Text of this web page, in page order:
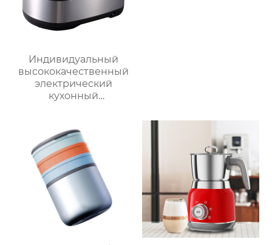
Индивидуальный
высококачественный
электрический
кухонный
приготовления пищи,
кухонный комбайн,
блендер, тепловизор